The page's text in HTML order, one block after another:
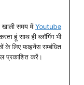
खाली समय मेंYoutube
हूं साथ ही ब्लॉगिंग भी
के लिए फाइनेंस सम्बंधित
प्रकाशित करें।